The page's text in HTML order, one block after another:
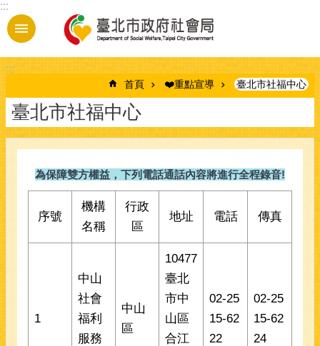
跳到主要內容區塊
:::
:::
首頁 ❤️重點宣導 臺北市社福中心
臺北市社福中心
為保障雙方權益，下列電話通話內容將進行全程錄音!
序號
機構
名稱
行政
區
地址 電話 傳真
1
中山
社會
福利
服務
中山
區
10477
臺北
市中
山區
合江
02-25
15-62
22
02-25
15-62
24